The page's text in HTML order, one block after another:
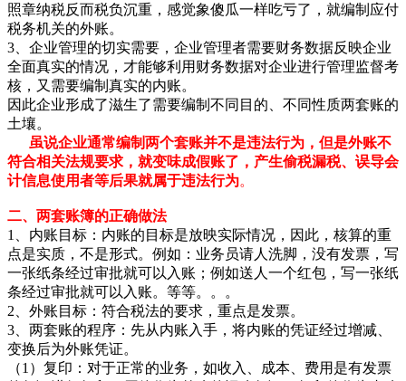
照章纳税反而税负沉重，感觉象傻瓜一样吃亏了，就编制应付
税务机关的外账。
3、企业管理的切实需要，企业管理者需要财务数据反映企业
全面真实的情况，才能够利用财务数据对企业进行管理监督考
核，又需要编制真实的内账。
因此企业形成了滋生了需要编制不同目的、不同性质两套账的
土壤。
虽说企业通常编制两个套账并不是违法行为，但是外账不
符合相关法规要求，就变味成假账了，产生偷税漏税、误导会
计信息使用者等后果就属于违法行为。
二、两套账簿的正确做法
1、内账目标：内账的目标是放映实际情况，因此，核算的重
点是实质，不是形式。例如：业务员请人洗脚，没有发票，写
一张纸条经过审批就可以入账；例如送人一个红包，写一张纸
条经过审批就可以入账。等等。。。
2、外账目标：符合税法的要求，重点是发票。
3、两套账的程序：先从内账入手，将内账的凭证经过增减、
变换后为外账凭证。
（1）复印：对于正常的业务，如收入、成本、费用是有发票